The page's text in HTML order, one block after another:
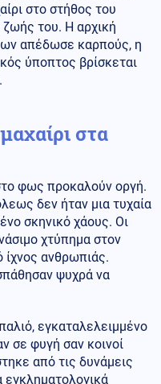
στο στήθος του
του. Η αρχική
απέδωσε καρπούς, η
ύποπτος βρίσκεται
στα
φως προκαλούν οργή.
δεν ήταν μια τυχαία
σκηνικό χάους. Οι
χτύπημα στον
ίχνος ανθρωπιάς.
ψυχρά να
εγκαταλελειμμένο
σε φυγή σαν κοινοί
από τις δυνάμεις
εγκληματολογικά